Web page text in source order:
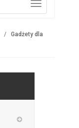
Gadżety dla